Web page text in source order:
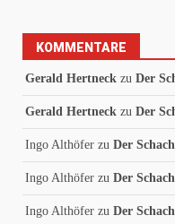
KOMMENTARE
Gerald Hertneck zu Der
Gerald Hertneck zu Der
Ingo Althöfer zu Der
Ingo Althöfer zu Der
Ingo Althöfer zu Der